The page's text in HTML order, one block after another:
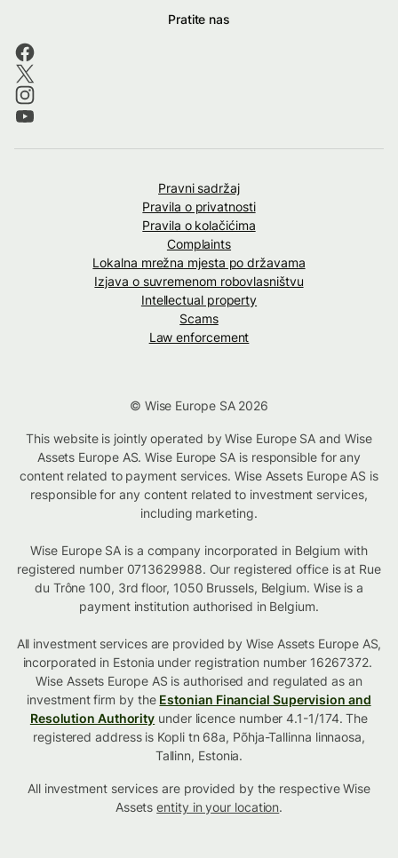
Pratite nas
Pravni sadržaj
Pravila o privatnosti
Pravila o kolačićima
Complaints
Lokalna mrežna mjesta po državama
Izjava o suvremenom robovlasništvu
Intellectual property
Scams
Law enforcement
© Wise Europe SA 2026
This website is jointly operated by Wise Europe SA and Wise
Assets Europe AS. Wise Europe SA is responsible for any
content related to payment services. Wise Assets Europe AS is
responsible for any content related to investment services,
including marketing.
Wise Europe SA is a company incorporated in Belgium with
registered number 0713629988. Our registered office is at Rue
du Trône 100, 3rd floor, 1050 Brussels, Belgium. Wise is a
payment institution authorised in Belgium.
All investment services are provided by Wise Assets Europe AS,
incorporated in Estonia under registration number 16267372.
Wise Assets Europe AS is authorised and regulated as an
investment firm by the Estonian Financial Supervision and
Resolution Authority under licence number 4.1-1/174. The
registered address is Kopli tn 68a, Põhja-Tallinna linnaosa,
Tallinn, Estonia.
All investment services are provided by the respective Wise
Assetsentity in your location.